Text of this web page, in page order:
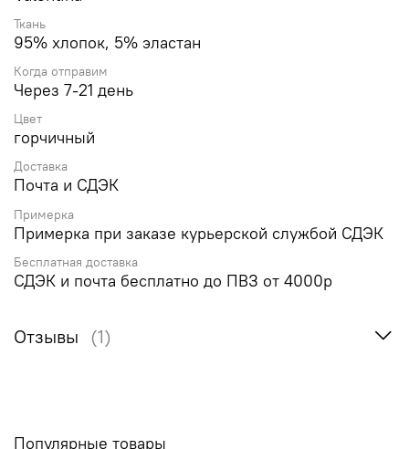
Ткань
95% хлопок, 5% эластан
Когда отправим
Через 7-21 день
Цвет
горчичный
Доставка
Почта и СДЭК
Примерка
Примерка при заказе курьерской службой СДЭК
Бесплатная доставка
СДЭК и почта бесплатно до ПВЗ от 4000р
Отзывы (1)
Популярные товары